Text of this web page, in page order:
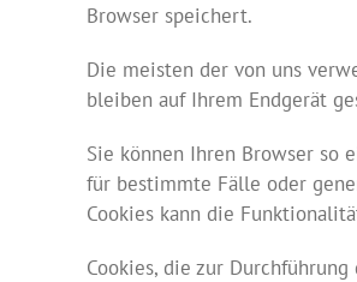
Browser speichert.
Die meisten der von uns
bleiben auf Ihrem Endgerät
Sie können Ihren Browser so
für bestimmte Fälle oder
Cookies kann die
Cookies, die zur